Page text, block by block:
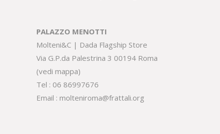
PALAZZO MENOTTI
Molteni&C | Dada Flagship Store
Via G.P.da Palestrina 3 00194 Roma
(vedi mappa)
Tel : 06 86997676
Email : molteniroma@frattali.org